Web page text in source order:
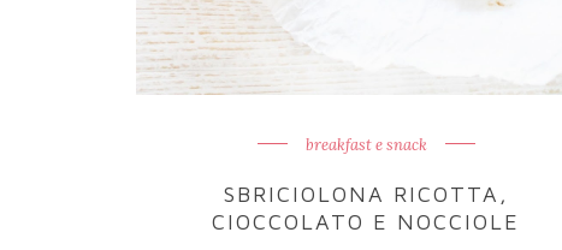
breakfast e snack
SBRICIOLONA RICOTTA,
CIOCCOLATO E NOCCIOLE